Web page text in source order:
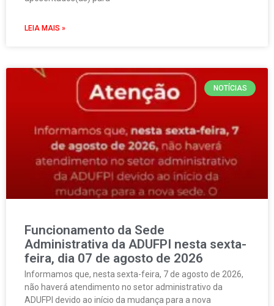
LEIA MAIS »
NOTÍCIAS
Funcionamento da Sede
Administrativa da ADUFPI nesta sexta-
feira, dia 07 de agosto de 2026
Informamos que, nesta sexta-feira, 7 de agosto de 2026,
não haverá atendimento no setor administrativo da
ADUFPI devido ao início da mudança para a nova